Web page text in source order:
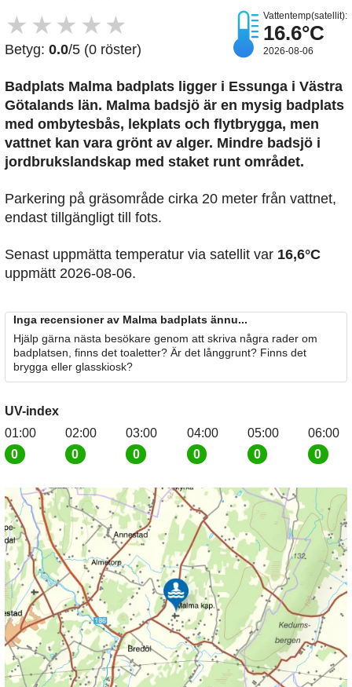
★ ★ ★ ★ ★
Betyg: 0.0/5 (0 röster)
Vattentemp(satellit):
16.6°C
2026-08-06
Badplats Malma badplats ligger i Essunga i Västra
Götalands län. Malma badsjö är en mysig badplats
med ombytesbås, lekplats och flytbrygga, men
vattnet kan vara grönt av alger. Mindre badsjö i
jordbrukslandskap med staket runt området.
Parkering på gräsområde cirka 20 meter från vattnet,
endast tillgängligt till fots.
Senast uppmätta temperatur via satellit var 16,6°C
uppmätt 2026-08-06.
Inga recensioner av Malma badplats ännu...
Hjälp gärna nästa besökare genom att skriva några rader om
badplatsen, finns det toaletter? Är det långgrunt? Finns det
brygga eller glasskiosk?
UV-index
01:00
0
02:00
0
03:00
0
04:00
0
05:00
0
06:00
0